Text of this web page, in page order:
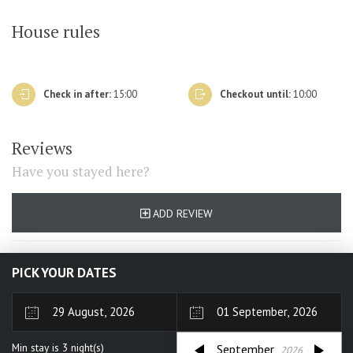
House rules
Check in after:15:00 Checkout until:10:00
Reviews
Have you stayed here?
ADD REVIEW
PICK YOUR DATES
August
September 2026
Min stay is 3 night(s)